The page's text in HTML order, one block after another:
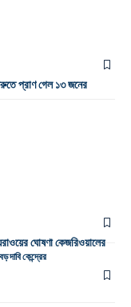
প্রাণ গেল ১৩ জনের
ঘোষণা কেজরিওয়ালের
দাবি কেন্দ্রের